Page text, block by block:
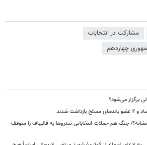
مشارکت در انتخابات
چهاردهم
برگزار می‌شود؟
جنگ هم حملات انتخاباتی تندروها به قالیباف را متوقف